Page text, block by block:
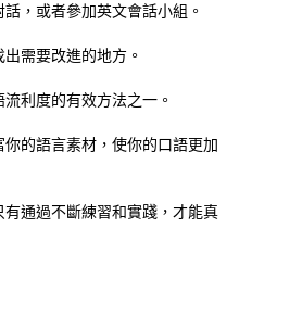
，或者參加英文會話小組。
需要改進的地方。
利度的有效方法之一。
的語言素材，使你的口語更加
有通過不斷練習和實踐，才能真